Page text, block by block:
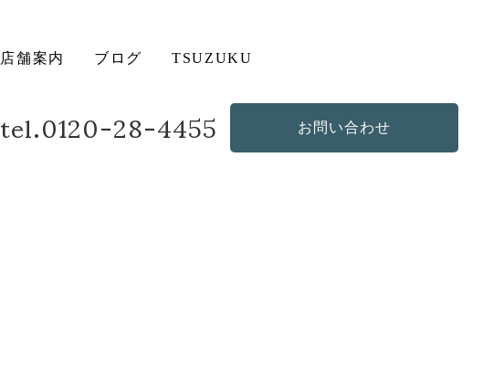
店舗案内 ブログ TSUZUKU
tel.0120-28-4455 お問い合わせ